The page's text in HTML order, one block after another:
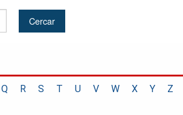
Q R S T U V W X Y
Z